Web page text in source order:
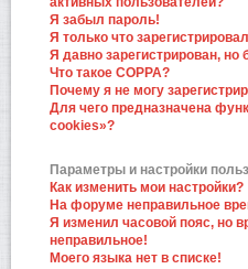
Я забыл пароль!
Я только что
Я давно зарегистрирован, но
Что такое COPPA?
Почему я не могу
Для чего предназначена
cookies»?
Параметры и настройки
Как изменить мои настройки?
На форуме неправильное
Я изменил часовой пояс, но
неправильное!
Моего языка нет в списке!